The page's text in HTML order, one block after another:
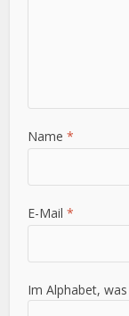
Name*
E-Mail*
Im Alphabet,